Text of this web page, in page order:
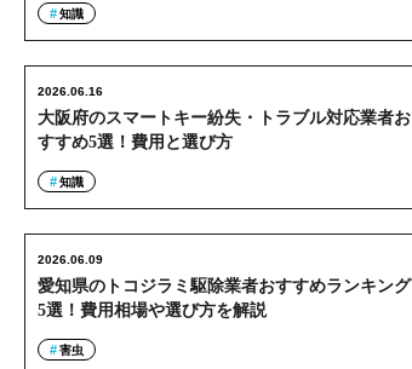
知識
大阪府のスマートキー紛失・トラブル対応業者お
すすめ5選！費用と選び方
2026.06.16
知識
愛知県のトコジラミ駆除業者おすすめランキング
5選！費用相場や選び方を解説
2026.06.09
害虫